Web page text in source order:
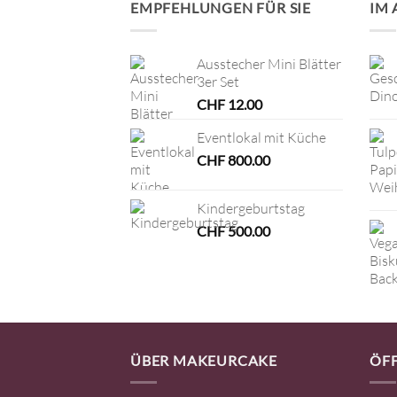
EMPFEHLUNGEN FÜR SIE
Ausstecher Mini Blätter
3er Set
CHF12.00
Eventlokal mit Küche
CHF800.00
Kindergeburtstag
CHF500.00
IM
ÜBER MAKEURCAKE